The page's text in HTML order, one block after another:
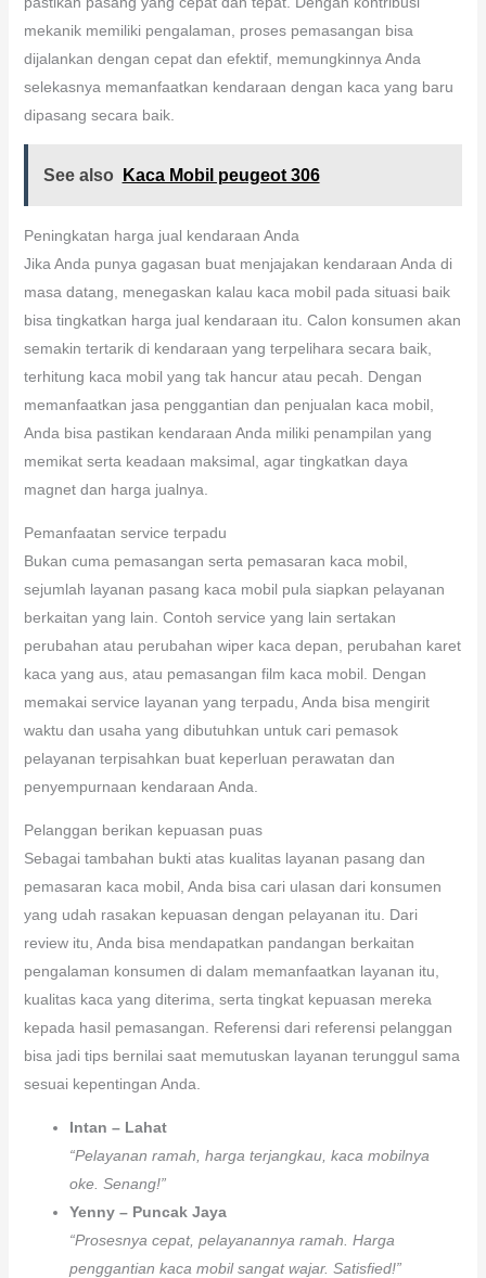
mekanik memiliki pengalaman, proses pemasangan bisa
dijalankan dengan cepat dan efektif, memungkinnya Anda
selekasnya memanfaatkan kendaraan dengan kaca yang baru
dipasang secara baik.
See also Kaca Mobil peugeot 306
Peningkatan harga jual kendaraan Anda
Jika Anda punya gagasan buat menjajakan kendaraan Anda di
masa datang, menegaskan kalau kaca mobil pada situasi baik
bisa tingkatkan harga jual kendaraan itu. Calon konsumen akan
semakin tertarik di kendaraan yang terpelihara secara baik,
terhitung kaca mobil yang tak hancur atau pecah. Dengan
memanfaatkan jasa penggantian dan penjualan kaca mobil,
Anda bisa pastikan kendaraan Anda miliki penampilan yang
memikat serta keadaan maksimal, agar tingkatkan daya
magnet dan harga jualnya.
Pemanfaatan service terpadu
Bukan cuma pemasangan serta pemasaran kaca mobil,
sejumlah layanan pasang kaca mobil pula siapkan pelayanan
berkaitan yang lain. Contoh service yang lain sertakan
perubahan atau perubahan wiper kaca depan, perubahan karet
kaca yang aus, atau pemasangan film kaca mobil. Dengan
memakai service layanan yang terpadu, Anda bisa mengirit
waktu dan usaha yang dibutuhkan untuk cari pemasok
pelayanan terpisahkan buat keperluan perawatan dan
penyempurnaan kendaraan Anda.
Pelanggan berikan kepuasan puas
Sebagai tambahan bukti atas kualitas layanan pasang dan
pemasaran kaca mobil, Anda bisa cari ulasan dari konsumen
yang udah rasakan kepuasan dengan pelayanan itu. Dari
review itu, Anda bisa mendapatkan pandangan berkaitan
pengalaman konsumen di dalam memanfaatkan layanan itu,
kualitas kaca yang diterima, serta tingkat kepuasan mereka
kepada hasil pemasangan. Referensi dari referensi pelanggan
bisa jadi tips bernilai saat memutuskan layanan terunggul sama
sesuai kepentingan Anda.
Intan – Lahat
“Pelayanan ramah, harga terjangkau, kaca mobilnya
oke. Senang!”
Yenny – Puncak Jaya
“Prosesnya cepat, pelayanannya ramah. Harga
penggantian kaca mobil sangat wajar. Satisfied!”